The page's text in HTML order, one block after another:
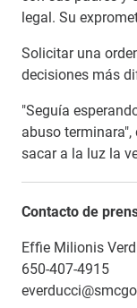
legal. Su
Solicitar una
decisiones más
"Seguía
abuso
sacar a la luz la
Contacto de
Effie Milionis
650-407-4915